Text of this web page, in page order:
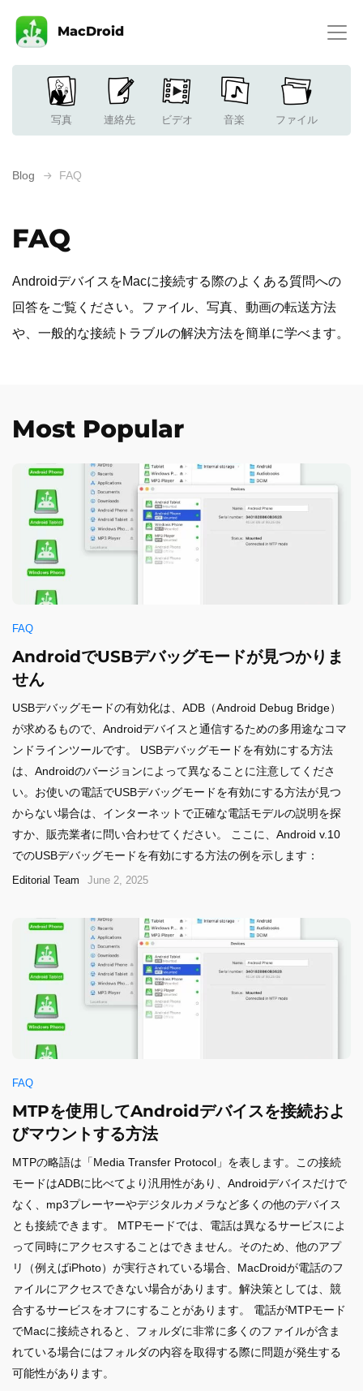
MacDroid
写真 連絡先 ビデオ 音楽 ファイル
Blog FAQ
FAQ
AndroidデバイスをMacに接続する際のよくある質問への
回答をご覧ください。ファイル、写真、動画の転送方法
や、一般的な接続トラブルの解決方法を簡単に学べます。
Most Popular
FAQ
AndroidでUSBデバッグモードが見つかりま
せん
USBデバッグモードの有効化は、ADB（Android Debug Bridge）
が求めるもので、Androidデバイスと通信するための多用途なコマ
ンドラインツールです。 USBデバッグモードを有効にする方法
は、Androidのバージョンによって異なることに注意してくださ
い。お使いの電話でUSBデバッグモードを有効にする方法が見つ
からない場合は、インターネットで正確な電話モデルの説明を探
すか、販売業者に問い合わせてください。 ここに、Android v.10
でのUSBデバッグモードを有効にする方法の例を示します：
Editorial Team June 2, 2025
FAQ
MTPを使用してAndroidデバイスを接続およ
びマウントする方法
MTPの略語は「Media Transfer Protocol」を表します。この接続
モードはADBに比べてより汎用性があり、Androidデバイスだけで
なく、mp3プレーヤーやデジタルカメラなど多くの他のデバイス
とも接続できます。 MTPモードでは、電話は異なるサービスによ
って同時にアクセスすることはできません。そのため、他のアプ
リ（例えばiPhoto）が実行されている場合、MacDroidが電話のフ
ァイルにアクセスできない場合があります。解決策としては、競
合するサービスをオフにすることがあります。 電話がMTPモード
でMacに接続されると、フォルダに非常に多くのファイルが含ま
れている場合にはフォルダの内容を取得する際に問題が発生する
可能性があります。